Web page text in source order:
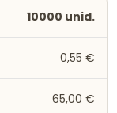
10000 unid.
0,55 €
65,00 €